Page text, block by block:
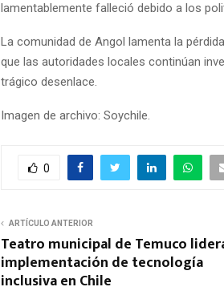
lamentablemente falleció debido a los
La comunidad de Angol lamenta la
que las autoridades locales continúan
trágico desenlace.
Imagen de archivo: Soychile.
0
ARTÍCULO ANTERIOR
Teatro municipal de Temuco
implementación de tecnología
inclusiva en Chile